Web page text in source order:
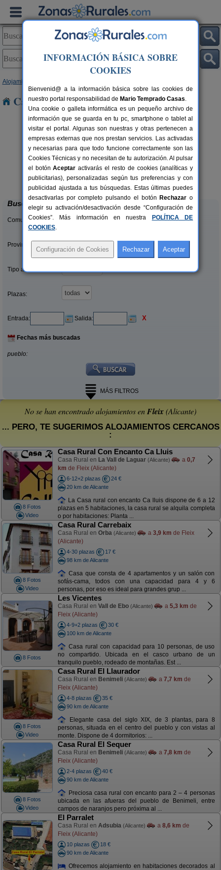
Alojamientos
Casas Rurales cerca de Fleix
2-28+5 pers.
desde20 €
Masia L´Ancornia
Tibi (Alicante)
Buscar
Comunidades:
Provincias/Islas:
Tipo alquiler:
Plazas:
Entrada: Salida: X
Fechas más buscadas
pueblo:
MÁS FILTROS
No se han encontrado alojamientos enFleix(Alicante)
... PERO, TE SUGERIMOS ALOJAMIENTOS CERCANOS
:
8 Fotos
Video
Casa Rural Con Encanto Ca Lluis
Casa Rural en La Vall de Laguar (Alicante) a 0,7
km de Fleix (Alicante)
6-12+2 plazas
24 €
20 km de Alicante
La Casa rural con encanto Ca lluis dispone de 6 a 12
plazas en 5 habitaciones, la casa rural se alquila completa
o por habitaciones: Planta ...
8 Fotos
Video
Casa Rural Carrebaix
Casa Rural en Orba (Alicante) a 3,9 km de Fleix
(Alicante)
4-30 plazas
17 €
98 km de Alicante
Casa que consta de 4 apartamentos y un salón con
sofás-cama, todos con una capacidad para 4 y 6
personas, por eso es ideal para grandes grup ...
8 Fotos
Les Vicentes
Casa Rural en Vall de Ebo (Alicante) a 5,3 km de
Fleix (Alicante)
4-9+2 plazas
30 €
100 km de Alicante
Casa rural con capacidad para 10 personas, de uso
no compartido. Ubicada en el casco urbano de un
tranquilo pueblo, rodeado de montañas. Est ...
8 Fotos
Video
Casa Rural El Llaurador
Casa Rural en Benimeli (Alicante) a 7,7 km de
Fleix (Alicante)
4-8 plazas
35 €
90 km de Alicante
Elegante casa del siglo XIX, de 3 plantas, para 8
personas, situada en el centro del pueblo y con vistas al
monte. Dispone de 4 dormitorios: ...
8 Fotos
Video
Casa Rural El Sequer
Casa Rural en Benimeli (Alicante) a 7,8 km de
Fleix (Alicante)
2-4 plazas
40 €
90 km de Alicante
Preciosa casa rural con encanto para 2 – 4 personas
ubicada en las afueras del pueblo de Benimeli, entre
campos de naranjos pero próxima al ...
El Parralet
Casa Rural en Adsubia (Alicante) a 8,6 km de
Fleix (Alicante)
10 plazas
18 €
90 km de Alicante
Ofrecemos alojamiento en habitaciones decorados al
INFORMACIÓN BÁSICA SOBRE
COOKIES
Bienvenid@ a la información básica sobre las cookies de
nuestro portal responsabilidad de Mario Temprado Casas.
Una cookie o galleta informática es un pequeño archivo de
información que se guarda en tu pc, smartphone o tablet al
visitar el portal. Algunas son nuestras y otras pertenecen a
empresas externas que nos prestan servicios. Las activadas
y necesarias para que todo funcione correctamente son las
Cookies Técnicas y no necesitan de tu autorización. Al pulsar
el botónAceptar activarás el resto de cookies (analíticas y
publicitarias), personalizadas según tus preferencias y con
publicidad ajustada a tus búsquedas. Estas últimas puedes
desactivarlas por completo pulsando el botón Rechazar o
elegir su activación/desactivación desde “Configuración de
Cookies”. Más información en nuestra
POLÍTICA DE
COOKIES.